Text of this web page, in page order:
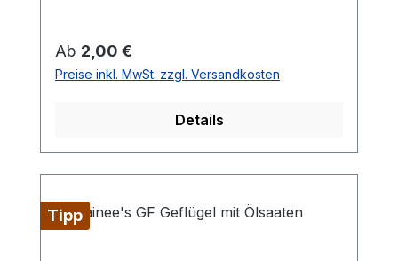
Kartoffelstärke, Pflanzl.
Nebenerzeugnisse, Salz,
Konservierungsstoffe (EG-Zusatzstoffe)
und Fette 8,3%, Anorganische Stoffe
3,8%, Rohfaser 7,9%. Feuchtigkeit 28%
Regulärer Preis:
Ab 2,00 €
Preise inkl. MwSt. zzgl. Versandkosten
Details
Tipp